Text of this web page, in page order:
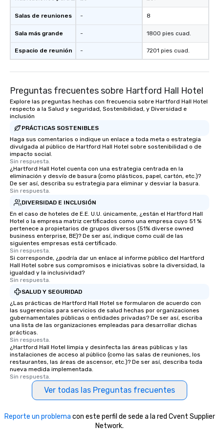
Salas de reuniones
Sala más grande
Espacio de reunión
-
-
-
8
1800 pies cuad.
7201 pies cuad.
Preguntas frecuentes sobre Hartford Hall Hotel
Explore las preguntas hechas con frecuencia sobre Hartford Hall Hotel
respecto a la Salud y seguridad, Sostenibilidad, y Diversidad e
inclusión
PRÁCTICAS SOSTENIBLES
Haga sus comentarios o indique un enlace a toda meta o estrategia
divulgada al público de Hartford Hall Hotel sobre sostenibilidad o de
impacto social.
Sin respuesta.
¿Hartford Hall Hotel cuenta con una estrategia centrada en la
eliminación y desvío de basura (como plásticos, papel, cartón, etc.)?
De ser así, describa su estrategia para eliminar y desviar la basura.
Sin respuesta.
DIVERSIDAD E INCLUSIÓN
En el caso de hoteles de E.E. U.U. únicamente, ¿están el Hartford Hall
Hotel o la empresa matriz certificados como una empresa cuyo 51 %
pertenece a propietarios de grupos diversos (51% diverse owned
business enterprise, BE)? De ser así, indique como cuál de las
siguientes empresas está certificado.
Sin respuesta.
Si corresponde, ¿podría dar un enlace al informe público del Hartford
Hall Hotel sobre sus compromisos e iniciativas sobre la diversidad, la
igualdad y la inclusividad?
Sin respuesta.
SALUD Y SEGURIDAD
¿Las prácticas de Hartford Hall Hotel se formularon de acuerdo con
las sugerencias para servicios de salud hechas por organizaciones
gubernamentales públicas o entidades privadas? De ser así, escriba
una lista de las organizaciones empleadas para desarrollar dichas
prácticas.
Sin respuesta.
¿Hartford Hall Hotel limpia y desinfecta las áreas públicas y las
instalaciones de acceso al público (como las salas de reuniones, los
restaurantes, las áreas de ascensor, etc.)? De ser así, describa toda
nueva medida implementada.
Sin respuesta.
Ver todas las Preguntas frecuentes
Reporte un problema con este perfil de sede a la red Cvent Supplier
Network.